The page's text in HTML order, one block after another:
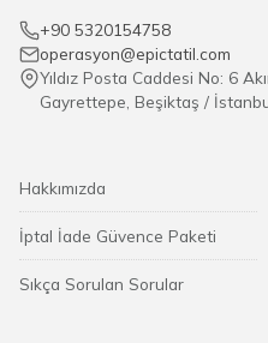
+90 5320154758
operasyon@epictatil.com
Yıldız Posta Caddesi No: 6
Gayrettepe, Beşiktaş /
Hakkımızda
İptal İade Güvence Paketi
Sıkça Sorulan Sorular